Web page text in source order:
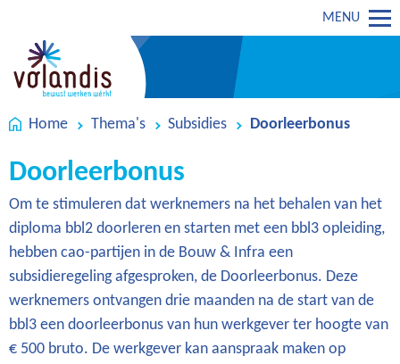
MENU
Home Thema's Subsidies Doorleerbonus
Doorleerbonus
Om te stimuleren dat werknemers na het behalen van het
diploma bbl2 doorleren en starten met een bbl3 opleiding,
hebben cao-partijen in de Bouw & Infra een
subsidieregeling afgesproken, de Doorleerbonus. Deze
werknemers ontvangen drie maanden na de start van de
bbl3 een doorleerbonus van hun werkgever ter hoogte van
€ 500 bruto. De werkgever kan aanspraak maken op